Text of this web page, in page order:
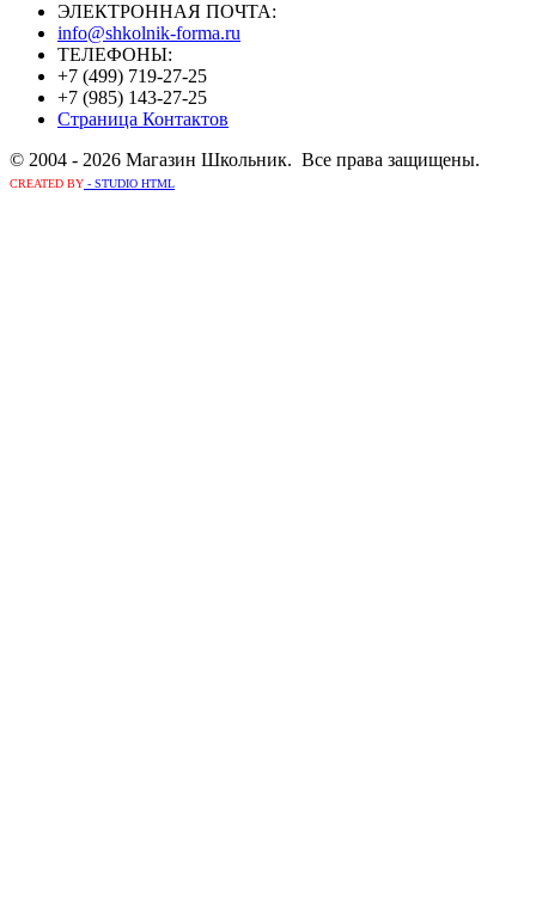
ЭЛЕКТРОННАЯ ПОЧТА:
info@shkolnik-forma.ru
ТЕЛЕФОНЫ:
+7 (499) 719-27-25
+7 (985) 143-27-25
Страница Контактов
© 2004 - 2026 Магазин Школьник. Все права защищены.
CREATED BY - STUDIO HTML